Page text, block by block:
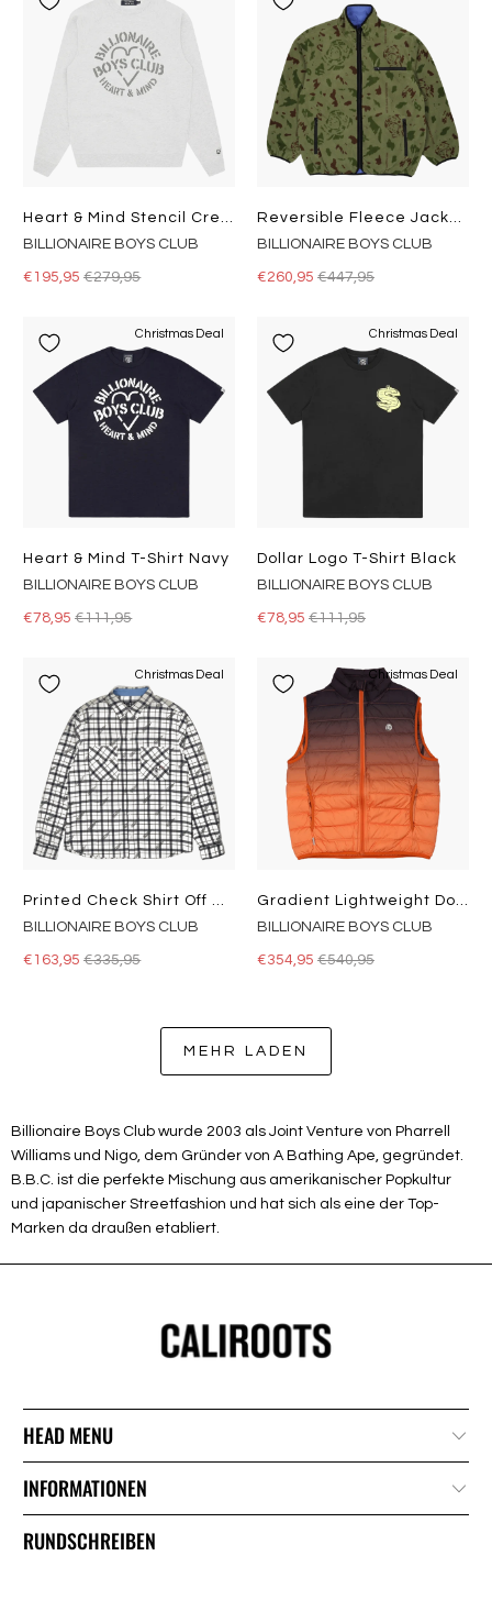
BILLIONAIRE BOYS CLUB
€195,95€279,95
BILLIONAIRE BOYS CLUB
€260,95 €447,95
Christmas Deal
Heart & Mind T-Shirt Navy
BILLIONAIRE BOYS CLUB
€78,95€111,95
Christmas Deal
Dollar Logo T-Shirt Black
BILLIONAIRE BOYS CLUB
€78,95 €111,95
Christmas Deal
Printed Check Shirt Off White
BILLIONAIRE BOYS CLUB
€163,95€335,95
Christmas Deal
Gradient Lightweight Down Vest Orange
BILLIONAIRE BOYS CLUB
€354,95 €540,95
MEHR LADEN
Billionaire Boys Club wurde 2003 als Joint Venture von Pharrell
Williams und Nigo, dem Gründer von A Bathing Ape, gegründet.
B.B.C. ist die perfekte Mischung aus amerikanischer Popkultur
und japanischer Streetfashion und hat sich als eine der Top-
Marken da draußen etabliert.
HEAD MENU
INFORMATIONEN
RUNDSCHREIBEN